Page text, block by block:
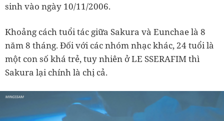
sinh vào ngày 10/11/2006.
Khoảng cách tuổi tác giữa Sakura và Eunchae là 8
năm 8 tháng. Đối với các nhóm nhạc khác, 24 tuổi là
một con số khá trẻ, tuy nhiên ở LE SSERAFIM thì
Sakura lại chính là chị cả.